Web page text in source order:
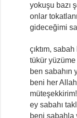
yokuşu bazı
onlar
gideceğimi
çıktım,
tükür yüzüme
ben sabahın
beni her
müteşekkirim!
ey sabahı
beni sabahla